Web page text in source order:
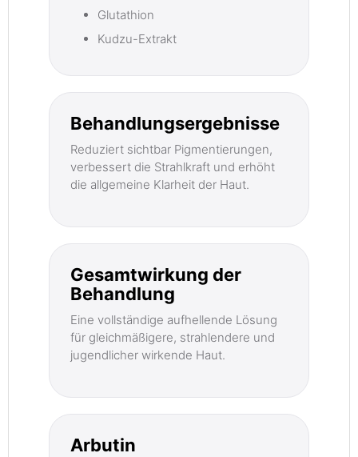
Glutathion
Kudzu-Extrakt
Behandlungsergebnisse
Reduziert sichtbar Pigmentierungen,
verbessert die Strahlkraft und erhöht
die allgemeine Klarheit der Haut.
Gesamtwirkung der
Behandlung
Eine vollständige aufhellende Lösung
für gleichmäßigere, strahlendere und
jugendlicher wirkende Haut.
Arbutin